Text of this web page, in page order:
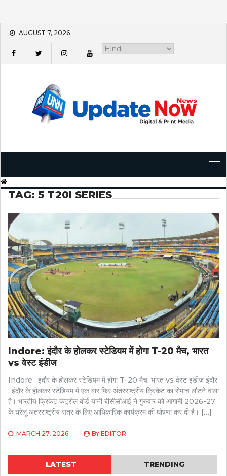
Skip
content
AUGUST 7, 2026
TAG: 5 T20I SERIES
Indore: इंदौर के होलकर स्टेडियम में होगा T-20 मैच, भारत
vs वेस्ट इंडीज
Indore : इंदौर के होलकर स्टेडियम में होगा T-20 मैच, भारत vs वेस्ट इंडीज इंदौर
: इंदौर के होलकर स्टेडियम में एक बार फिर अंतरराष्ट्रीय क्रिकेट का रोमांच लौटने वाला
है। भारतीय क्रिकेट कंट्रोल बोर्ड यानी बीसीसीआई ने गुरुवार को आगामी 2026-27
के घरेलू अंतरराष्ट्रीय सत्र के लिए आधिकारिक कार्यक्रम की घोषणा कर दी है। […]
MARCH 27, 2026 BY EDITOR
LATEST TRENDING